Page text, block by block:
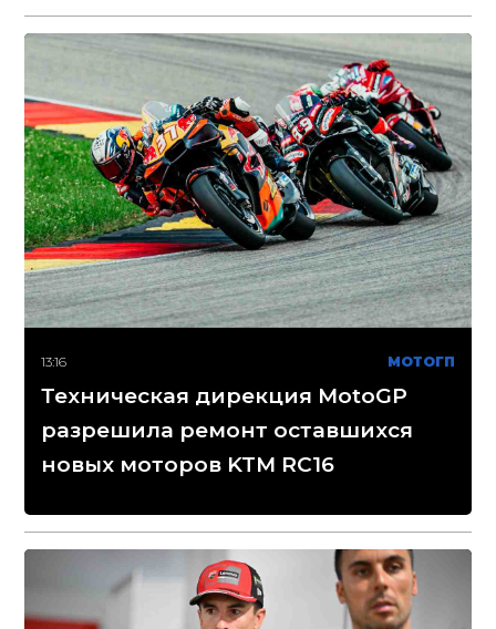
13:16 МОТОГП
Техническая дирекция MotoGP
разрешила ремонт оставшихся
новых моторов KTM RC16